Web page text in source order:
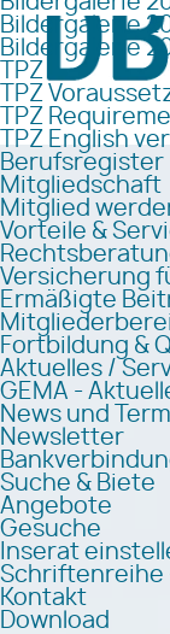
Bildergalerie
Bildergalerie
TPZ
TPZ
TPZ
TPZ English
Berufsregister
Mitgliedschaft
Mitglied
Vorteile &
Versicherung
Ermäßigte
Fortbildung &
Aktuelles /
GEMA -
News und
Newsletter
Suche & Biete
Angebote
Gesuche
Inserat
Schriftenreihe
Kontakt
Download